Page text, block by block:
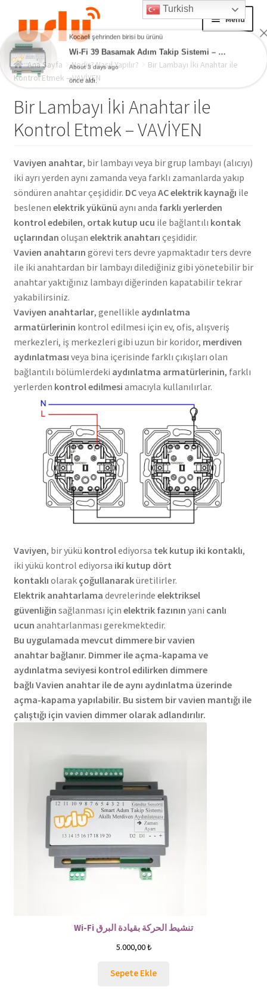
to
navigation
to
content
Menu
Ana Sayfa
Adım Takip Sistemi
İletişim
Ödeme
child
Ana Sayfa Nedir? Nasıl Yapılır?
Bir Lambayı İki Anahtar ile
Kontrol Etmek – VAVİYEN
Bir Lambayı İki Anahtar ile
Kontrol Etmek – VAVİYEN
Vaviyen anahtar, bir lambayı veya bir grup lambayı (alıcıyı)
iki ayrı yerden aynı zamanda veya farklı zamanlarda yakıp
söndüren anahtar çeşididir. DCveya AC elektrik kaynağı ile
beslenen elektrik yükünü aynı anda farklı yerlerden
kontrol edebilen, ortak kutup ucu ile bağlantılı kontak
uçlarından oluşan elektrik anahtarı çeşididir.
Vavien anahtarın görevi ters devre yapmaktadır ters devre
ile iki anahtardan bir lambayı dilediğiniz gibi yönetebilir bir
anahtar yaktığınız lambayı diğerinden kapatabilir tekrar
yakabilirsiniz.
Vaviyen anahtarlar, genellikle aydınlatma
armatürlerinin kontrol edilmesi için ev, ofis, alışveriş
merkezleri, iş merkezleri gibi uzun bir koridor, merdiven
aydınlatması veya bina içerisinde farklı çıkışları olan
bağlantılı bölümlerdeki aydınlatma armatürlerinin, farklı
yerlerden kontrol edilmesi amacıyla kullanılırlar.
Vaviyen, bir yükü kontrolediyorsa tek kutup iki kontaklı,
iki yükü kontrol ediyorsa iki kutup dört
kontaklı olarak çoğullanaraküretilirler.
Elektrik anahtarlama devrelerinde elektriksel
güvenliğin sağlanması için elektrik fazının yani canlı
ucun anahtarlanması gerekmektedir.
Bu uygulamada mevcut dimmere birvavien
anahtarbağlanır. Dimmer ile açma-kapama ve
aydınlatma seviyesi kontrol edilirken dimmere
bağlı Vavien anahtarile de aynı aydınlatma üzerinde
açma-kapama yapılabilir. Bu sistem birvavien mantığı ile
çalıştığı için vavien dimmer olarak adlandırılır.
Wi-Fi تنشيط الحركة بقيادة البرق
5.000,00₺
Sepete Ekle
Turkish
Kocaeli şehrinden birisi bu ürünü
Wi-Fi 39 Basamak Adım Takip Sistemi – Akıllı Ev Merdiven Ledleri
About 3 days ago
önce aldı.